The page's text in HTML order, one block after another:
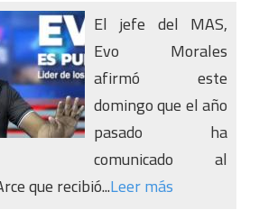
El jefe del MAS,
Evo Morales
afirmó este
domingo que el año
pasado ha
comunicado al
que recibió...Leer más